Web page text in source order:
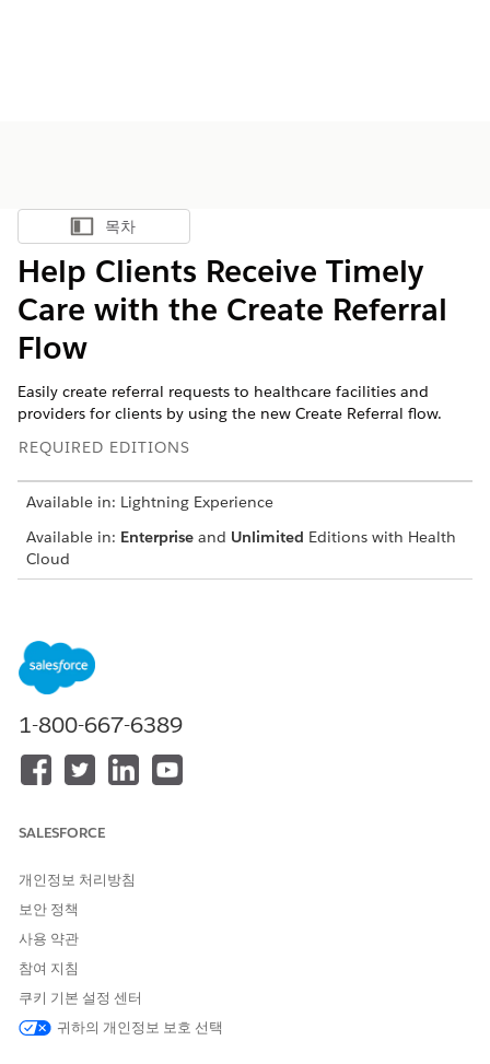
목차 표시
목차
Help Clients Receive Timely
Care with the Create Referral
Flow
Easily create referral requests to healthcare facilities and
providers for clients by using the new Create Referral flow.
REQUIRED EDITIONS
Available in: Lightning Experience
Available in: Enterprise and Unlimited Editions with Health
Cloud
referral. The flow also creates or updates the associated
patient account record.
이 기사를 통해 문제를 해결했습니까?
개선을 위한 의견을 보내주세요.
1-800-667-6389
SALESFORCE
개인정보 처리방침
보안 정책
사용 약관
참여 지침
쿠키 기본 설정 센터
귀하의 개인정보 보호 선택